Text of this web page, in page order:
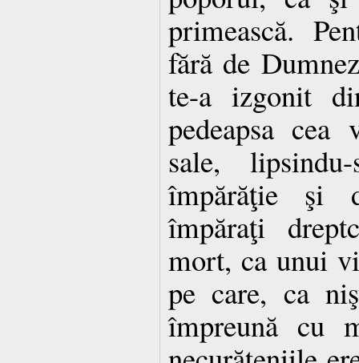
primească.
fără de
te-a izgonit
pedeapsa cea
sale,
împărăţie şi
împăraţi
mort, ca unui
pe care, ca
împreună cu